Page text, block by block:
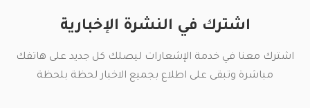
اشترك في النشرة الإخبارية
اشترك معنا في خدمة الإشعارات ليصلك كل جديد على هاتفك
مباشرة وتبقى على اطلاع بجميع الاخبار لحظة بلحظة